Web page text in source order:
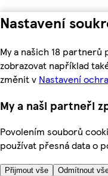
Nastavení
My a našich 18
zobrazovat například
změnit v Nastavení
My a naši partneři
Povolením souborů
používat přesná data o
Přijmout vše Odmítnout